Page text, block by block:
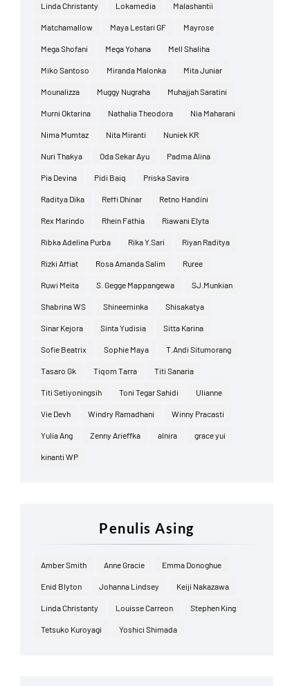
Linda Christanty Lokamedia Malashantii
Matchamallow Maya Lestari GF Mayrose
Mega Shofani Mega Yohana Mell Shaliha
Miko Santoso Miranda Malonka Mita Juniar
Mounalizza Muggy Nugraha Muhajjah Saratini
Murni Oktarina Nathalia Theodora Nia Maharani
Nima Mumtaz Nita Miranti Nuniek KR
Nuri Thakya Oda Sekar Ayu Padma Alina
Pia Devina Pidi Baiq Priska Savira
Raditya Dika Reffi Dhinar Retno Handini
Rex Marindo Rhein Fathia Riawani Elyta
Ribka Adelina Purba Rika Y.Sari Riyan Raditya
Rizki Affiat Rosa Amanda Salim Ruree
Ruwi Meita S. Gegge Mappangewa SJ.Munkian
Shabrina WS Shineeminka Shisakatya
Sinar Kejora Sinta Yudisia Sitta Karina
Sofie Beatrix Sophie Maya T.Andi Situmorang
Tasaro Gk Tiqom Tarra Titi Sanaria
Titi Setiyoningsih Toni Tegar Sahidi Ulianne
Vie Devh Windry Ramadhani Winny Pracasti
Yulia Ang Zenny Arieffka alnira grace yui
kinanti WP
Penulis Asing
Amber Smith Anne Gracie Emma Donoghue
Enid Blyton Johanna Lindsey Keiji Nakazawa
Linda Christanty Louisse Carreon Stephen King
Tetsuko Kuroyagi Yoshici Shimada